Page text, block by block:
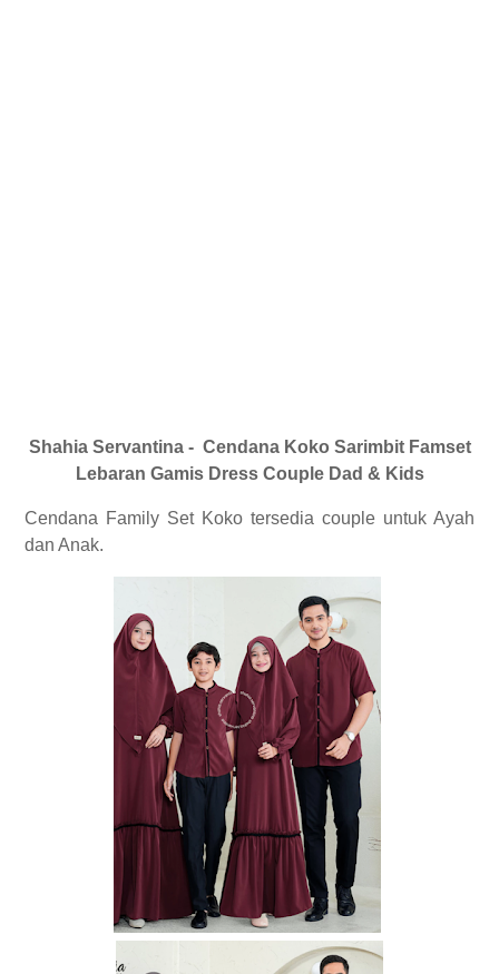
Shahia Servantina - Cendana Koko Sarimbit Famset
Lebaran Gamis Dress Couple Dad & Kids
Cendana Family Set Koko tersedia couple untuk Ayah
dan Anak.